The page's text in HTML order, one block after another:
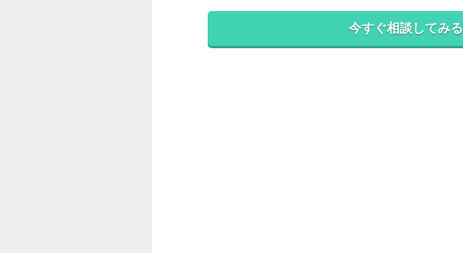
今すぐ相談してみる